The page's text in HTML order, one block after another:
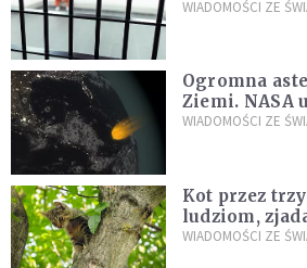
zdanie
WIADOMOŚCI ZE
Ogromna
Ziemi. NASA
zagrożenia
WIADOMOŚCI ZE
Kot przez
ludziom,
kaczki. W
WIADOMOŚCI ZE